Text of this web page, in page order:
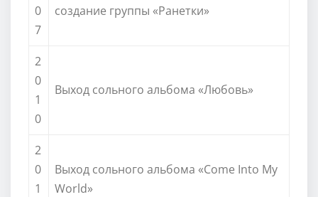
0
7
создание группы «Ранетки»
2
0
1
0
Выход сольного альбома «Любовь»
2
0
1
Выход сольного альбома «Come Into My
World»